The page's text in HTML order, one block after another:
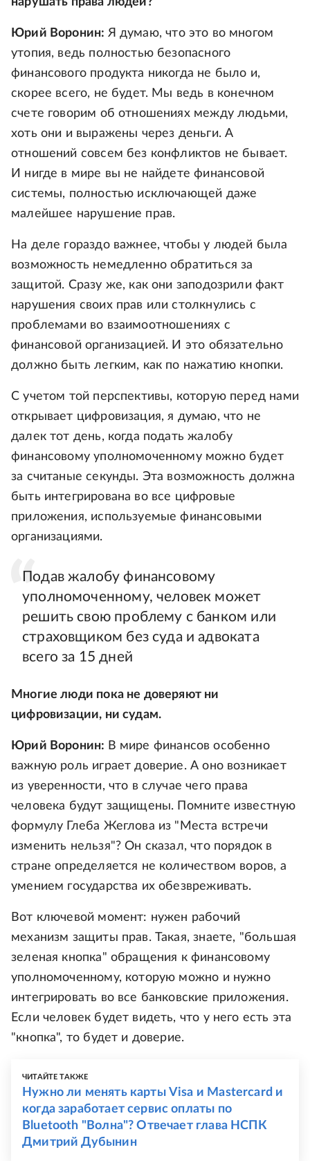
Юрий Воронин: Я думаю, что это во многом
утопия, ведь полностью безопасного
финансового продукта никогда не было и,
скорее всего, не будет. Мы ведь в конечном
счете говорим об отношениях между людьми,
хоть они и выражены через деньги. А
отношений совсем без конфликтов не бывает.
И нигде в мире вы не найдете финансовой
системы, полностью исключающей даже
малейшее нарушение прав.
На деле гораздо важнее, чтобы у людей была
возможность немедленно обратиться за
защитой. Сразу же, как они заподозрили факт
нарушения своих прав или столкнулись с
проблемами во взаимоотношениях с
финансовой организацией. И это обязательно
должно быть легким, как по нажатию кнопки.
С учетом той перспективы, которую перед нами
открывает цифровизация, я думаю, что не
далек тот день, когда подать жалобу
финансовому уполномоченному можно будет
за считаные секунды. Эта возможность должна
быть интегрирована во все цифровые
приложения, используемые финансовыми
организациями.
Подав жалобу финансовому
уполномоченному, человек может
решить свою проблему с банком или
страховщиком без суда и адвоката
всего за 15 дней
Многие люди пока не доверяют ни
цифровизации, ни судам.
Юрий Воронин: В мире финансов особенно
важную роль играет доверие. А оно возникает
из уверенности, что в случае чего права
человека будут защищены. Помните известную
формулу Глеба Жеглова из "Места встречи
изменить нельзя"? Он сказал, что порядок в
стране определяется не количеством воров, а
умением государства их обезвреживать.
Вот ключевой момент: нужен рабочий
механизм защиты прав. Такая, знаете, "большая
зеленая кнопка" обращения к финансовому
уполномоченному, которую можно и нужно
интегрировать во все банковские приложения.
Если человек будет видеть, что у него есть эта
"кнопка", то будет и доверие.
ЧИТАЙТЕ ТАКЖЕ
Нужно ли менять карты Visa и Mastercard и
когда заработает сервис оплаты по
Bluetooth "Волна"? Отвечает глава НСПК
Дмитрий Дубынин